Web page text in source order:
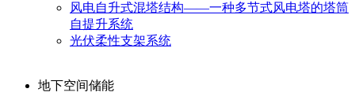
风电自升式混塔结构——一种多节式风电塔的塔筒
自提升系统
光伏柔性支架系统
地下空间储能